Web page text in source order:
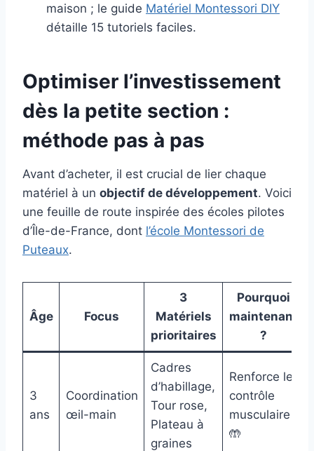
maison ; le guide Matériel Montessori DIY
détaille 15 tutoriels faciles.
Optimiser l’investissement
dès la petite section :
méthode pas à pas
Avant d’acheter, il est crucial de lier chaque
matériel à un objectif de développement. Voici
une feuille de route inspirée des écoles pilotes
d’Île-de-France, dont l’école Montessori de
Puteaux.
Âge Focus
3
Matériels
prioritaires
Pourquoi
maintenant
?
3
ans
Coordination
œil-main
Cadres
d’habillage,
Tour rose,
Plateau à
graines
Renforce le
contrôle
musculaire
🤲